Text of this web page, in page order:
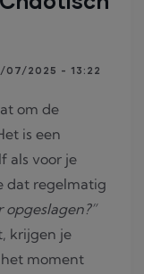
07/2025 - 13:22
om de
is een
als voor je
dat regelmatig
opgeslagen?”
krijgen je
moment